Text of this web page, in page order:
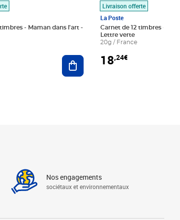
- Maman dans l'art -
Ajouter au panier
Livraison offerte
La Poste
Carnet de 12 timbres - Le
Lettre verte
20g / France
18,24€
Nos engagements
sociétaux et environnementaux